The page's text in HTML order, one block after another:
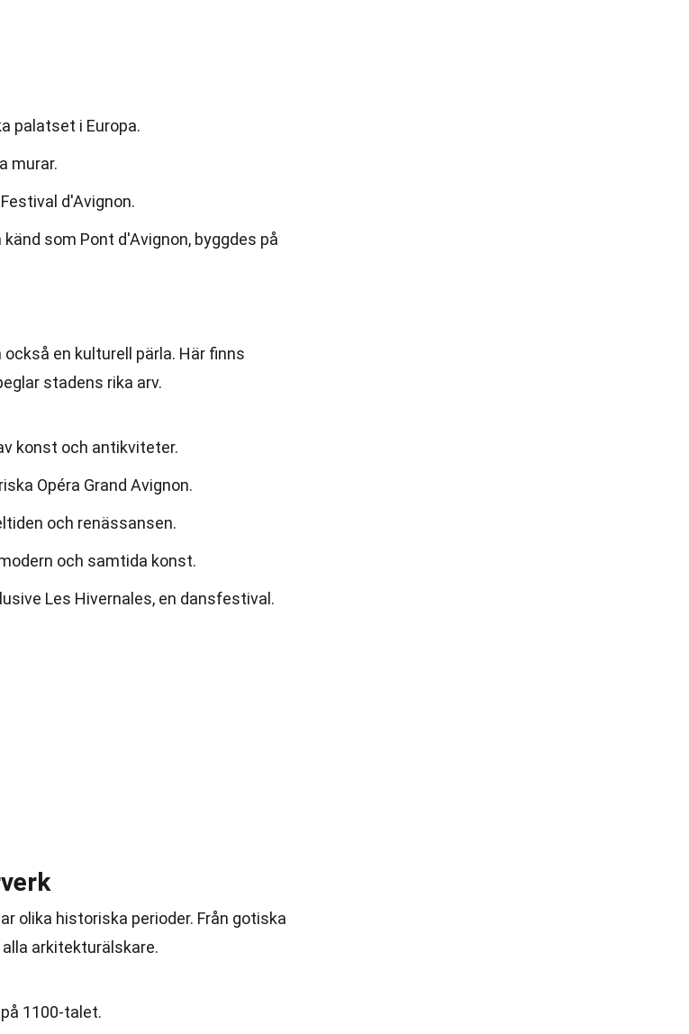
palatset i Europa.
murar.
d'Avignon.
som Pont d'Avignon, byggdes på
en kulturell pärla. Här finns
stadens rika arv.
konst och antikviteter.
Opéra Grand Avignon.
och renässansen.
och samtida konst.
Les Hivernales, en dansfestival.
olika historiska perioder. Från gotiska
arkitekturälskare.
1100-talet.